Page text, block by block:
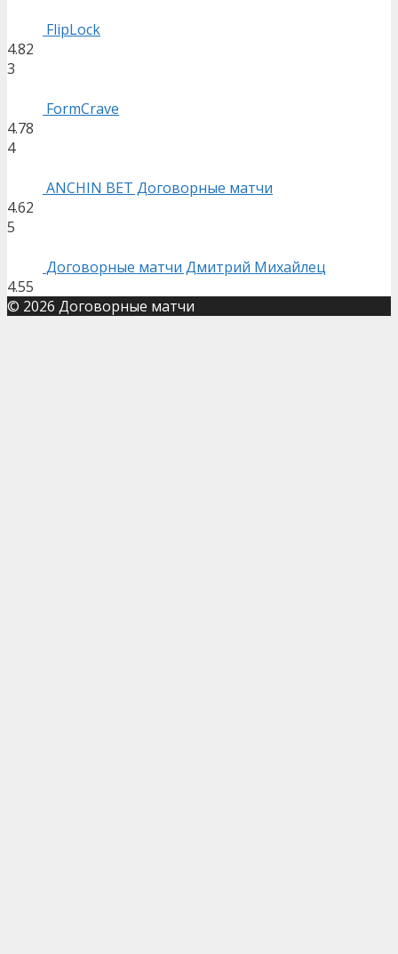
FlipLock
4.82
3
FormCrave
4.78
4
ANCHIN BET Договорные матчи
4.62
5
Договорные матчи Дмитрий Михайлец
4.55
© 2026 Договорные матчи